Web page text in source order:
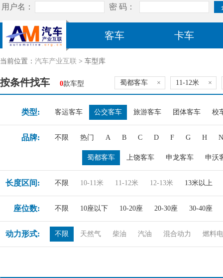
客车 卡车
当前位置： 汽车产业互联 > 车型库
按条件找车 0款车型 蜀都客车 × 11-12米 ×
类型: 客运客车 公交客车 旅游客车 团体客车 校
品牌: 不限 热门 A B C D F G H N
蜀都客车 上饶客车 申龙客车 申沃
长度区间: 不限 10-11米 11-12米 12-13米 13米以上
座位数: 不限 10座以下 10-20座 20-30座 30-40座
动力形式: 不限 天然气 柴油 汽油 混合动力 燃料